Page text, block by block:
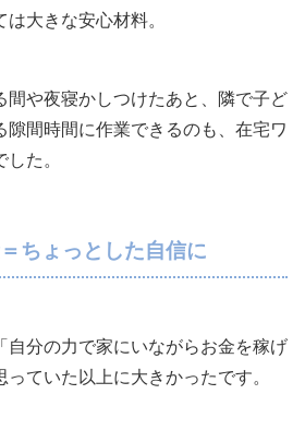
大きな安心材料。
間や夜寝かしつけたあと、隣で子ど
隙間時間に作業できるのも、在宅ワ
た。
ちょっとした自信に
自分の力で家にいながらお金を稼げ
ていた以上に大きかったです。